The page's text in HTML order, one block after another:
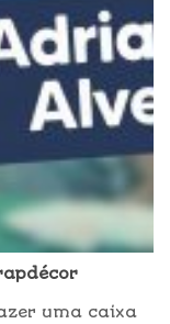
uma caixa